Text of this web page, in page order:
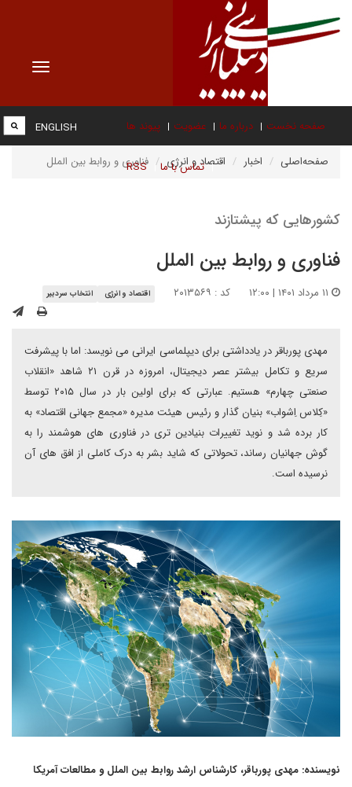
Toggle
صفحه نخست درباره ما عضویت پیوند ها
تماس با ما RSS
ENGLISH
صفحه‌اصلی اخبار اقتصاد و انرژی فناوری و روابط بین الملل
کشورهایی که پیشتازند
فناوری و روابط بین الملل
کد : ۲۰۱۳۵۶۹ اقتصاد و انرژی انتخاب سردبیر
مهدی پورباقر در یادداشتی برای دیپلماسی ایرانی می نویسد: اما با پیشرفت
سریع و تکامل بیشتر عصر دیجیتال، امروزه در قرن ۲۱ شاهد «انقلاب
صنعتی چهارم» هستیم. عبارتی که برای اولین بار در سال ۲۰۱۵ توسط
«کِلاس اِشواب» بنیان گذار و رئیس هیئت مدیره «مجمع جهانی اقتصاد» به
کار برده شد و نوید تغییرات بنیادین تری در فناوری های هوشمند را به
گوش جهانیان رساند، تحولاتی که شاید بشر به درک کاملی از افق های آن
نرسیده است.
نویسنده: مهدی پورباقر، کارشناس ارشد روابط بین الملل و مطالعات آمریکا